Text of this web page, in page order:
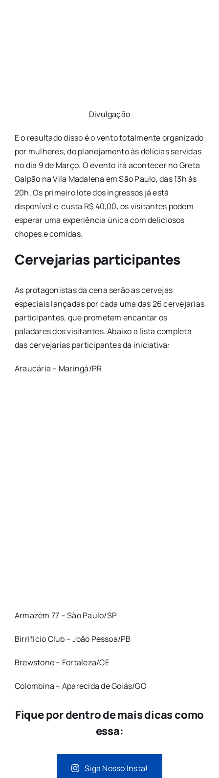
Divulgação
E o resultado disso é o vento totalmente organizado
por mulheres, do planejamento às delícias servidas
no dia 9 de Março. O evento irá acontecer no Greta
Galpão na Vila Madalena em São Paulo, das 13h às
20h. Os primeiro lote dos ingressos já está
disponível e custa R$ 40,00, os visitantes podem
esperar uma experiência única com deliciosos
chopes e comidas.
Cervejarias participantes
As protagonistas da cena serão as cervejas
especiais lançadas por cada uma das 26 cervejarias
participantes, que prometem encantar os
paladares dos visitantes. Abaixo a lista completa
das cervejarias participantes da iniciativa:
Araucária – Maringá/PR
Armazém 77 – São Paulo/SP
Birrificio Club – João Pessoa/PB
Brewstone – Fortaleza/CE
Colombina – Aparecida de Goiás/GO
Fique por dentro de mais dicas como
essa:
Siga Nosso Insta!